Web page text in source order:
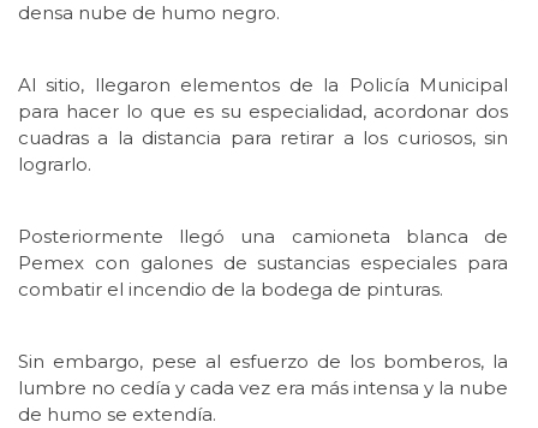
densa nube de humo negro.
Al sitio, llegaron elementos de la Policía Municipal
para hacer lo que es su especialidad, acordonar dos
cuadras a la distancia para retirar a los curiosos, sin
lograrlo.
Posteriormente llegó una camioneta blanca de
Pemex con galones de sustancias especiales para
combatir el incendio de la bodega de pinturas.
Sin embargo, pese al esfuerzo de los bomberos, la
lumbre no cedía y cada vez era más intensa y la nube
de humo se extendía.